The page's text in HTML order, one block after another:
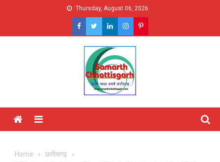
Thursday, August 06, 2026
Menu
Home
छत्तीसगढ़